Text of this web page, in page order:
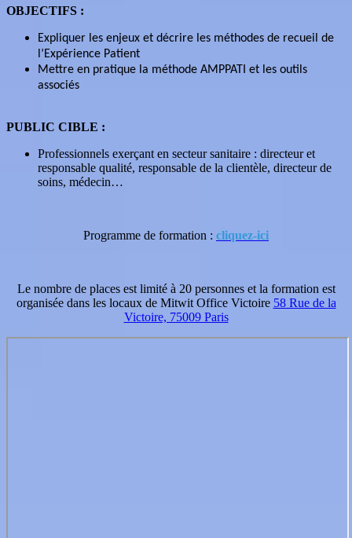
OBJECTIFS :
Expliquer les enjeux et décrire les méthodes de recueil de
l’Expérience Patient
Mettre en pratique la méthode AMPPATI et les outils
associés
PUBLIC CIBLE :
Professionnels exerçant en secteur sanitaire : directeur et
responsable qualité, responsable de la clientèle, directeur de
soins, médecin…
Programme de formation : cliquez-ici
Le nombre de places est limité à 20 personnes et la formation est
organisée dans les locaux de Mitwit Office Victoire 58 Rue de la
Victoire, 75009 Paris